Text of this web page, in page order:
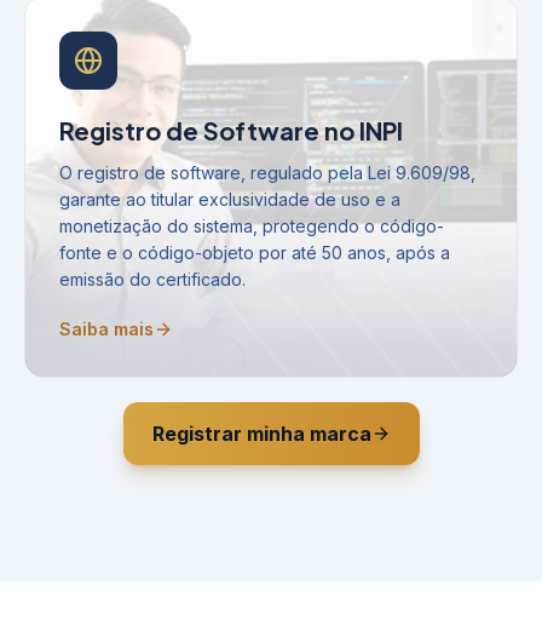
Registro de Software no INPI
O registro de software, regulado pela Lei 9.609/98,
garante ao titular exclusividade de uso e a
monetização do sistema, protegendo o código-
fonte e o código-objeto por até 50 anos, após a
emissão do certificado.
Saiba mais
Registrar minha marca